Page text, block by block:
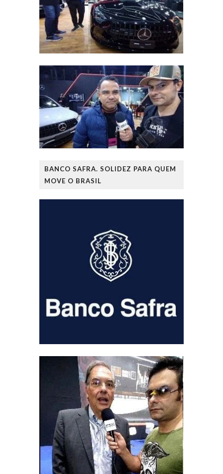
BANCO SAFRA. SOLIDEZ PARA QUEM
MOVE O BRASIL